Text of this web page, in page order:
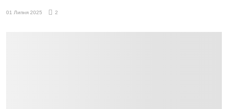
01 Липня 2025 2